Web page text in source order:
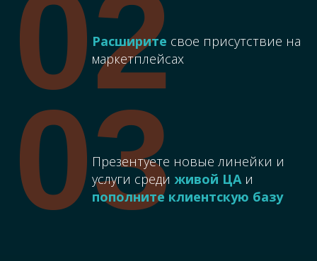
Расширите своe присутствие на
маркетплейсах
02
Презентуете новые линейки и
услуги среди живой ЦАи
пополните клиентскую базу
03